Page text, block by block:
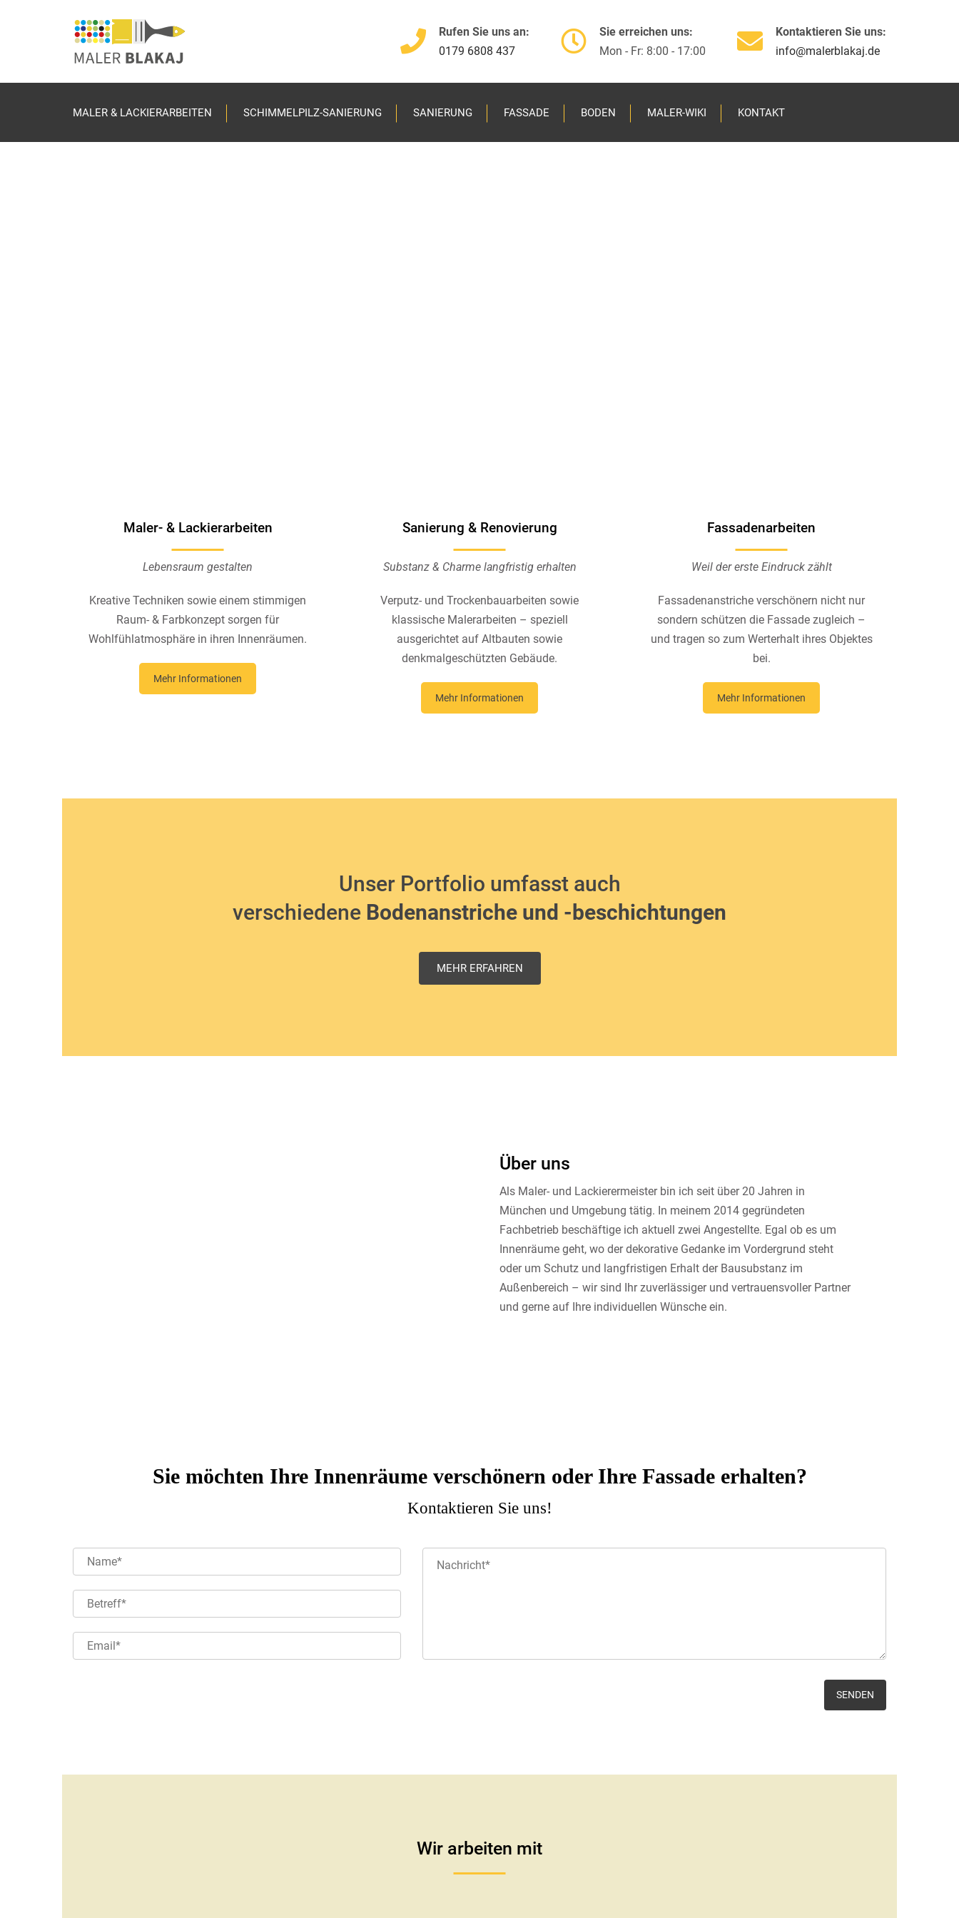
Rufen Sie uns an:
0179 6808 437
Sie erreichen uns:
Mon - Fr: 8:00 - 17:00
Kontaktieren Sie uns:
info@malerblakaj.de
MALER & LACKIERARBEITEN SCHIMMELPILZ-SANIERUNG SANIERUNG FASSADE BODEN MALER-WIKI KONTAKT
Maler- & Lackierarbeiten
Lebensraum gestalten
Kreative Techniken sowie einem stimmigen
Raum- & Farbkonzept sorgen für
Wohlfühlatmosphäre in ihren Innenräumen.
Mehr Informationen
Sanierung & Renovierung
Substanz & Charme langfristig erhalten
Verputz- und Trockenbauarbeiten sowie
klassische Malerarbeiten – speziell
ausgerichtet auf Altbauten sowie
denkmalgeschützten Gebäude.
Mehr Informationen
Fassadenarbeiten
Weil der erste Eindruck zählt
Fassadenanstriche verschönern nicht nur
sondern schützen die Fassade zugleich –
und tragen so zum Werterhalt ihres Objektes
bei.
Mehr Informationen
Unser Portfolio umfasst auch
verschiedene Bodenanstriche und -beschichtungen
MEHR ERFAHREN
Über uns
Als Maler- und Lackierermeister bin ich seit über 20 Jahren in
München und Umgebung tätig. In meinem 2014 gegründeten
Fachbetrieb beschäftige ich aktuell zwei Angestellte. Egal ob es um
Innenräume geht, wo der dekorative Gedanke im Vordergrund steht
oder um Schutz und langfristigen Erhalt der Bausubstanz im
Außenbereich – wir sind Ihr zuverlässiger und vertrauensvoller Partner
und gerne auf Ihre individuellen Wünsche ein.
Sie möchten Ihre Innenräume verschönern oder Ihre Fassade erhalten?
Kontaktieren Sie uns!
Wir arbeiten mit